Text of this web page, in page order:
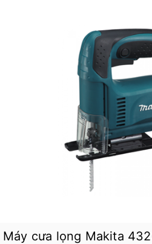
Máy cưa lọng Makita